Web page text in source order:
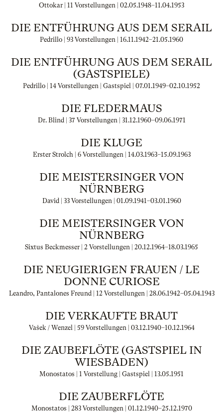
Ottokar | 11 Vorstellungen | 02.05.1948–11.04.1953
DIE ENTFÜHRUNG AUS DEM SERAIL
Pedrillo | 93 Vorstellungen | 16.11.1942–21.05.1960
DIE ENTFÜHRUNG AUS DEM SERAIL
(GASTSPIELE)
Pedrillo | 14 Vorstellungen | Gastspiel | 07.01.1949–02.10.1952
DIE FLEDERMAUS
Dr. Blind | 37 Vorstellungen | 31.12.1960–09.06.1971
DIE KLUGE
Erster Strolch | 6 Vorstellungen | 14.03.1963–15.09.1963
DIE MEISTERSINGER VON
NÜRNBERG
David | 33 Vorstellungen | 01.09.1941–03.01.1960
DIE MEISTERSINGER VON
NÜRNBERG
Sixtus Beckmesser | 2 Vorstellungen | 20.12.1964–18.03.1965
DIE NEUGIERIGEN FRAUEN / LE
DONNE CURIOSE
Leandro, Pantalones Freund | 12 Vorstellungen | 28.06.1942–05.04.1943
DIE VERKAUFTE BRAUT
Vašek / Wenzel | 59 Vorstellungen | 03.12.1940–10.12.1964
DIE ZAUBEFLÖTE (GASTSPIEL IN
WIESBADEN)
Monostatos | 1 Vorstellung | Gastspiel | 13.05.1951
DIE ZAUBERFLÖTE
Monostatos | 283 Vorstellungen | 01.12.1940–25.12.1970